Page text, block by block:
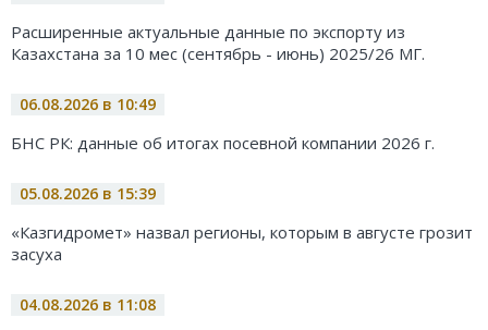
Расширенные актуальные данные по экспорту из
Казахстана за 10 мес (сентябрь - июнь) 2025/26 МГ.
06.08.2026 в 10:49
БНС РК: данные об итогах посевной компании 2026 г.
05.08.2026 в 15:39
«Казгидромет» назвал регионы, которым в августе грозит
засуха
04.08.2026 в 11:08